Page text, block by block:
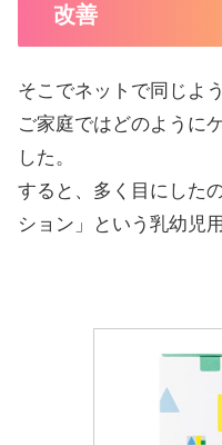
改善
そこでネットで同じよ
ご家庭ではどのように
した。
すると、多く目にした
ション」という乳幼児